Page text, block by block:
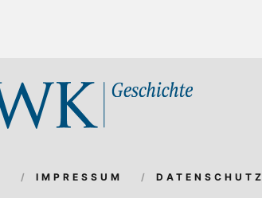
IMPRESSUM DATENSCHUTZ